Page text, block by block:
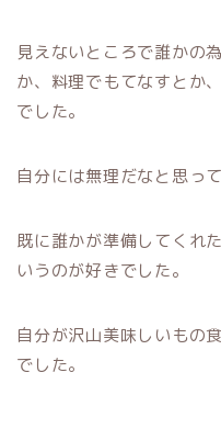
見えないところで誰かの
か、料理でもてなすとか
でした。
自分には無理だなと思っ
既に誰かが準備してくれ
いうのが好きでした。
自分が沢山美味しいもの
でした。